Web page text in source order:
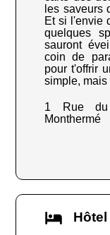
les saveurs
Et si l'envie
quelques
sauront
coin de
pour t'offrir
simple, mais
1 Rue du
Monthermé